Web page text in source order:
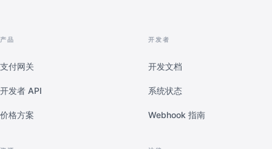
产品
支付网关
开发者 API
价格方案
开发者
开发文档
系统状态
Webhook 指南